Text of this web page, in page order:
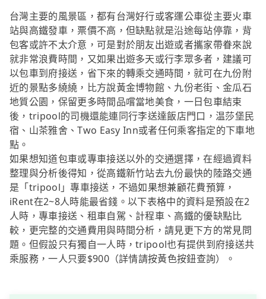
台灣主要的風景區，都有台灣好行或客運公車從主要火車
站與高鐵發車，票價不高，但缺點就是沿途每站停靠，背
包客或許不太介意，可是對於朋友出遊或者攜家帶眷來說
就非常浪費時間，又如果出遊多天或行李眾多者，建議可
以包車到府接送，省下來的轉乘交通時間，就可在九份附
近的景點多繞繞，比方說黃金博物館、九份老街、金瓜石
地質公園，保留更多時間品嚐當地美食，一日包車結束
後，tripool的司機還能連同行李送達飯店門口，温莎堡民
宿、山茶雅舍、Two Easy Inn或者任何乘客指定的下車地
點。
如果想知道包車或專車接送以外的交通選擇，在經過資料
整理與分析後得知，從高鐵新竹站去九份最快的陸路交通
是「tripool」專車接送，不過如果想兼顧花費預算，
iRent在2~8人時能最省錢。以下表格中的資料是預設在2
人時，專車接送、租車自駕、計程車、高鐵的優缺點比
較，更完整的交通費用與時間分析，請見更下方的常見問
題。但假設只有獨自一人時，tripool也有提供到府接送共
乘服務，一人只要$900（詳情請按黃色按鈕查詢）。